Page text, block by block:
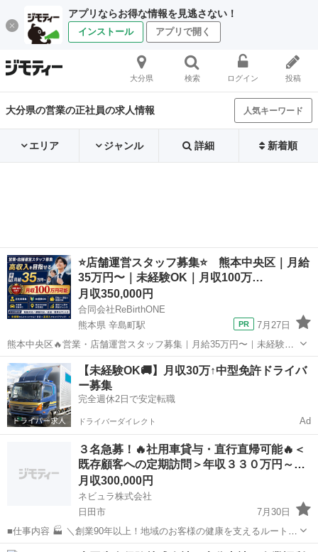
アプリならお得な情報を見逃さない！
インストール アプリで開く
大分県 検索 ログイン 投稿
大分県の営業の正社員の求人情報 人気キーワード
エリア ジャンル 詳細 新着順
⭐店舗運営スタッフ募集⭐ 熊本中央区｜月給
35万円〜｜未経験OK｜月収100万…
月収350,000円
合同会社ReBirthONE
熊本県 辛島町駅
7月27日
熊本中央区🔥営業・店舗運営スタッフ募集｜月給35万円〜｜未経験OK
｜月収100万円も目指せる 🔥熊本市中央区で営業・店舗運営スタッフ
募集🔥 未経験OK｜月給35万円〜｜試用期間中も月給30万円スタート
「今より...
熊本 熊本市 辛島町駅 その他 未経験
【未経験OK🚚】月収30万↑中型免許ドライバ
ー募集
完全週休2日で安定転職
ドライバーダイレクト Ad
３名急募！🔥社用車貸与・直行直帰可能🔥＜
既存顧客への定期訪問＞年収３３０万円～…
月収300,000円
ネビュラ株式会社
日田市
7月30日
■仕事内容 🏭 ＼創業90年以上！地域のお客様の健康を支えるルート営
業！／ ＼年間休日120日以上！土日祝休みでプライベートも充実！／